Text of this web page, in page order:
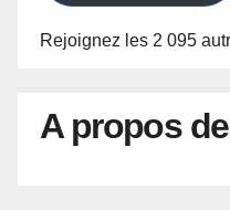
Rejoignez les 2 095
A propos